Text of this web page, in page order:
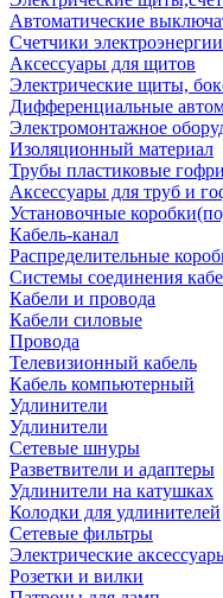
Автоматические
Счетчики электроэнергии
Аксессуары для щитов
Электрические щиты,
Дифференциальные
Электромонтажное
Изоляционный материал
Трубы пластиковые
Аксессуары для труб и
Установочные
Кабель-канал
Распределительные
Системы соединения
Кабели и провода
Кабели силовые
Провода
Телевизионный кабель
Кабель компьютерный
Удлинители
Удлинители
Сетевые шнуры
Разветвители и адаптеры
Удлинители на катушках
Колодки для удлинителей
Сетевые фильтры
Электрические
Розетки и вилки